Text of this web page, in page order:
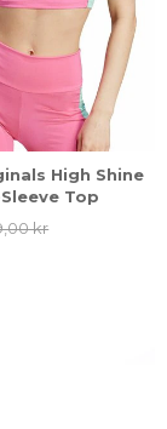
High Shine
Top
kr